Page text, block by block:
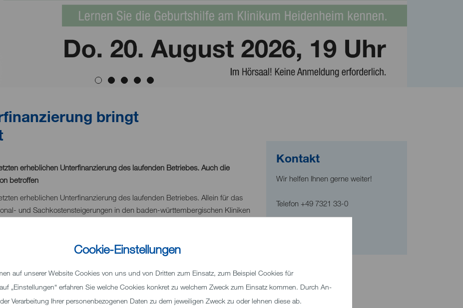
Cookie-Einstellungen
auf unserer Website Cookies von uns und von Dritten zum Einsatz, zum Beispiel Cookies für
„Einstellungen“ erfahren Sie welche Cookies konkret zu welchem Zweck zum Einsatz kommen. Durch An-
Verarbeitung Ihrer personenbezogenen Daten zu dem jeweiligen Zweck zu oder lehnen diese ab.
bringt
erheblichen Unterfinanzierung des laufenden Betriebes. Auch die
betroffen
erheblichen Unterfinanzierung des laufenden Betriebes. Allein für das
und Sachkostensteigerungen in den baden-württembergischen Kliniken
Kliniken Landkreis Heidenheim gGmbH ist von der schwierigen
die hohe Inflation immer schwieriger. So können beispielsweise
als Kostenträger weitergegeben werden. Eine punktuelle Erleichterung
eines Teils der versprochenen Energiehilfen durch den Bund
erfolgten Eingriffe in die Krankenhausfinanzierung, die erheblichen
Kontakt
Wir helfen Ihnen gerne weiter!
Telefon +49 7321 33-0